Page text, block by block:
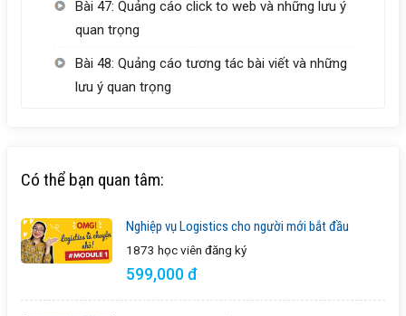
Bài 47: Quảng cáo click to web và những lưu ý
quan trọng
Bài 48: Quảng cáo tương tác bài viết và những
lưu ý quan trọng
Có thể bạn quan tâm:
Nghiệp vụ Logistics cho người mới bắt đầu
1873 học viên đăng ký
599,000 đ